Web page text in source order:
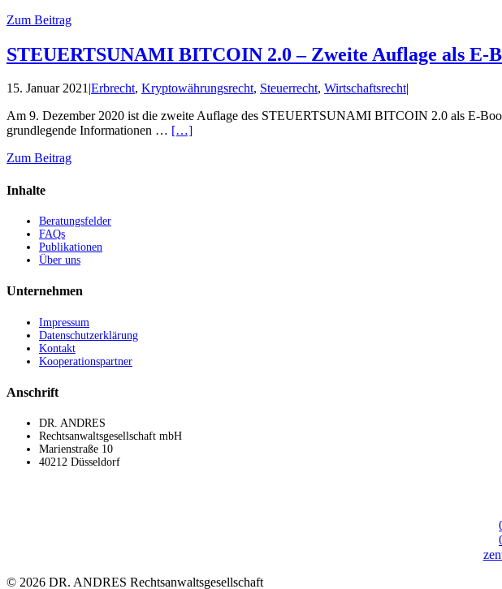
Zum Beitrag
STEUERTSUNAMI BITCOIN 2.0 – Zweite Auflage als E-
15. Januar 2021|Erbrecht, Kryptowährungsrecht, Steuerrecht, Wirtschaftsrecht|
Am 9. Dezember 2020 ist die zweite Auflage des STEUERTSUNAMI BITCOIN 2.0 als E-
grundlegende Informationen … […]
Zum Beitrag
Inhalte
Beratungsfelder
FAQs
Publikationen
Über uns
Unternehmen
Impressum
Datenschutzerklärung
Kontakt
Kooperationspartner
Anschrift
DR. ANDRES
Rechtsanwaltsgesellschaft mbH
Marienstraße 10
40212 Düsseldorf
© 2026 DR. ANDRES Rechtsanwaltsgesellschaft